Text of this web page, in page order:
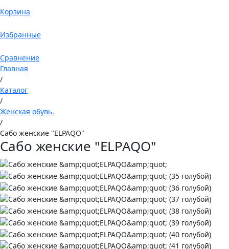
Корзина
Избранные
Сравнение
Главная
/
Каталог
/
Женская обувь.
/
Сабо женские "ELPAQO"
Сабо женские "ELPAQO"